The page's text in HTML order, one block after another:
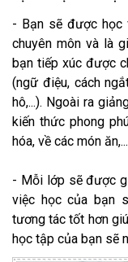
- Bạn sẽ được học
chuyên môn và là
bạn tiếp xúc được
(ngữ điệu, cách
hô,...). Ngoài ra
kiến thức phong
hóa, về các món
- Mỗi lớp sẽ được
việc học của bạn
tương tác tốt hơn
học tập của bạn sẽ